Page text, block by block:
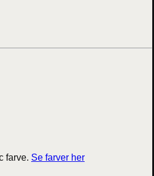
farve. Se farver her